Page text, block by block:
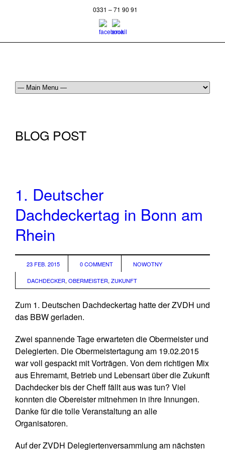
0331 – 71 90 91
BLOG POST
1. Deutscher
Dachdeckertag in Bonn am
Rhein
23 FEB. 2015 0 COMMENT NOWOTNY
DACHDECKER, OBERMEISTER, ZUKUNFT
Zum 1. Deutschen Dachdeckertag hatte der ZVDH und
das BBW gerladen.
Zwei spannende Tage erwarteten die Obermeister und
Delegierten. Die Obermeistertagung am 19.02.2015
war voll gespackt mit Vorträgen. Von dem richtigen Mix
aus Ehremamt, Betrieb und Lebensart über die Zukunft
Dachdecker bis der Cheff fällt aus was tun? Viel
konnten die Obereister mitnehmen in ihre Innungen.
Danke für die tolle Veranstaltung an alle
Organisatoren.
Auf der ZVDH Delegiertenversammlung am nächsten